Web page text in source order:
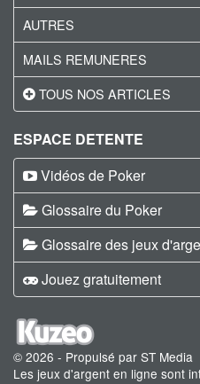
AUTRES
MAILS REMUNERES
TOUS NOS ARTICLES
ESPACE DETENTE
Vidéos de Poker
Glossaire du Poker
Glossaire des jeux
Jouez gratuitement
© 2026 - Propulsé par ST Media
Les jeux d'argent en ligne sont